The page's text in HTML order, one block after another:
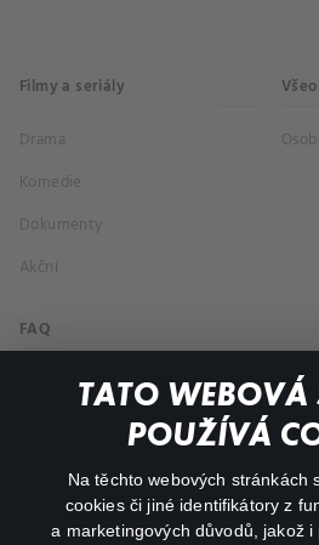
TATO WEBOVÁ
POUŽÍVÁ
Na těchto webových stránkách
cookies či jiné identifikátory z
a marketingových důvodů, jakož
Filmy a seriály
Drama
Komedie
Dokumenty
Akční
FAQ
Můj účet
Důležité odkazy
facebook